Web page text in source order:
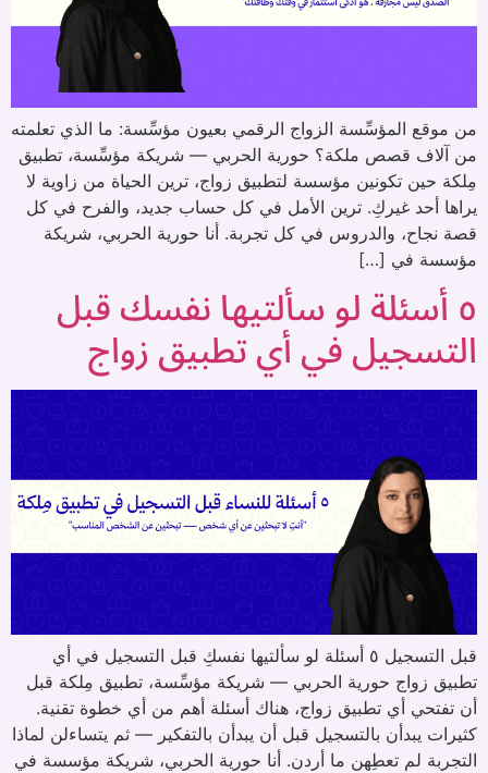
من موقع المؤسِّسة الزواج الرقمي بعيون مؤسِّسة: ما الذي تعلمته
من آلاف قصص ملكة؟ حورية الحربي — شريكة مؤسِّسة، تطبيق
مِلكة حين تكونين مؤسسة لتطبيق زواج، ترين الحياة من زاوية لا
يراها أحد غيركِ. ترين الأمل في كل حساب جديد، والفرح في كل
قصة نجاح، والدروس في كل تجربة. أنا حورية الحربي، شريكة
مؤسسة في […]
٥ أسئلة لو سألتيها نفسك قبل
التسجيل في أي تطبيق زواج
قبل التسجيل ٥ أسئلة لو سألتيها نفسكِ قبل التسجيل في أي
تطبيق زواج حورية الحربي — شريكة مؤسِّسة، تطبيق مِلكة قبل
أن تفتحي أي تطبيق زواج، هناك أسئلة أهم من أي خطوة تقنية.
كثيرات يبدأن بالتسجيل قبل أن يبدأن بالتفكير — ثم يتساءلن لماذا
التجربة لم تعطِهن ما أردن. أنا حورية الحربي، شريكة مؤسسة في